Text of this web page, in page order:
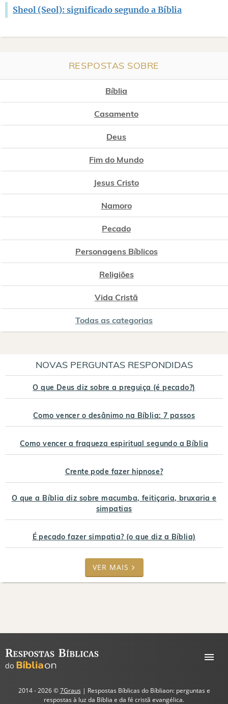
Sheol (Seol): significado segundo a Bíblia
RESPOSTAS SOBRE
Bíblia
Casamento
Deus
Fim do Mundo
Jesus Cristo
Namoro
Pecado
Personagens Bíblicos
Religiões
Vida Cristã
Todas as categorias
NOVAS PERGUNTAS RESPONDIDAS
O que Deus diz sobre a preguiça (é pecado?)
Como vencer o desânimo na Bíblia: 7 passos
Como vencer a fraqueza espiritual segundo a Bíblia
Crente pode fazer hipnose?
O que a Bíblia diz sobre macumba, feitiçaria, bruxaria e
simpatias
É pecado fazer simpatia? (o que diz a Bíblia)
VER MAIS
2014 - 2026 ©7Graus | Respostas Bíblicas do Bíbliaon: perguntas e
respostas à luz da Bíblia e da fé cristã evangélica.